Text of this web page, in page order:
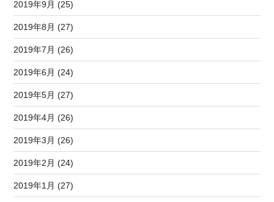
2019年9月 (25)
2019年8月 (27)
2019年7月 (26)
2019年6月 (24)
2019年5月 (27)
2019年4月 (26)
2019年3月 (26)
2019年2月 (24)
2019年1月 (27)